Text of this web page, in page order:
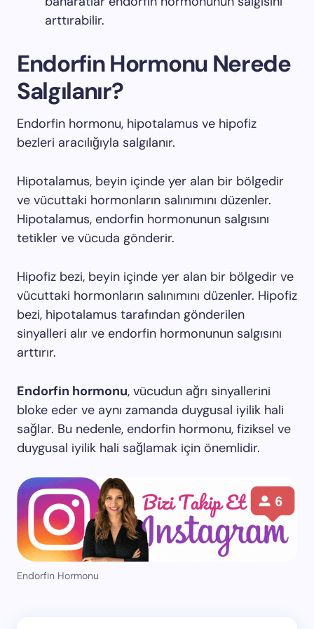
arttırabilir.
Endorfin Hormonu Nerede
Salgılanır?
Endorfin hormonu, hipotalamus ve hipofiz
bezleri aracılığıyla salgılanır.
Hipotalamus, beyin içinde yer alan bir bölgedir
ve vücuttaki hormonların salınımını düzenler.
Hipotalamus, endorfin hormonunun salgısını
tetikler ve vücuda gönderir.
Hipofiz bezi, beyin içinde yer alan bir bölgedir ve
vücuttaki hormonların salınımını düzenler. Hipofiz
bezi, hipotalamus tarafından gönderilen
sinyalleri alır ve endorfin hormonunun salgısını
arttırır.
Endorfin hormonu, vücudun ağrı sinyallerini
bloke eder ve aynı zamanda duygusal iyilik hali
sağlar. Bu nedenle, endorfin hormonu, fiziksel ve
duygusal iyilik hali sağlamak için önemlidir.
Endorfin Hormonu